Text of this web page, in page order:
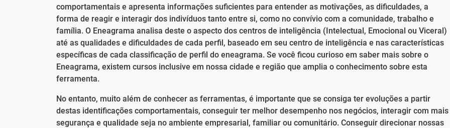
comportamentais e apresenta informações suficientes para entender as motivações, as dificuldades, a
forma de reagir e interagir dos indivíduos tanto entre si, como no convívio com a comunidade, trabalho e
família. O Eneagrama analisa deste o aspecto dos centros de inteligência (Intelectual, Emocional ou Viceral)
até as qualidades e dificuldades de cada perfil, baseado em seu centro de inteligência e nas características
específicas de cada classificação de perfil do eneagrama. Se você ficou curioso em saber mais sobre o
Eneagrama, existem cursos inclusive em nossa cidade e região que amplia o conhecimento sobre esta
ferramenta.
No entanto, muito além de conhecer as ferramentas, é importante que se consiga ter evoluções a partir
destas identificações comportamentais, conseguir ter melhor desempenho nos negócios, interagir com mais
segurança e qualidade seja no ambiente empresarial, familiar ou comunitário. Conseguir direcionar nossas